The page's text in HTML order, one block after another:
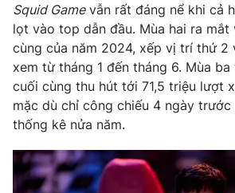
Emagazine Podcast
Photo
Video Shorts
VTV Money VTV
Squid Gamevẫn rất đáng nể khi cả
lọt vào top dẫn đầu. Mùa hai ra mắt
cùng của năm 2024, xếp vị trí thứ 2
xem từ tháng 1 đến tháng 6. Mùa ba
cuối cùng thu hút tới 71,5 triệu lượt
mặc dù chỉ công chiếu 4 ngày
thống kê nửa năm.